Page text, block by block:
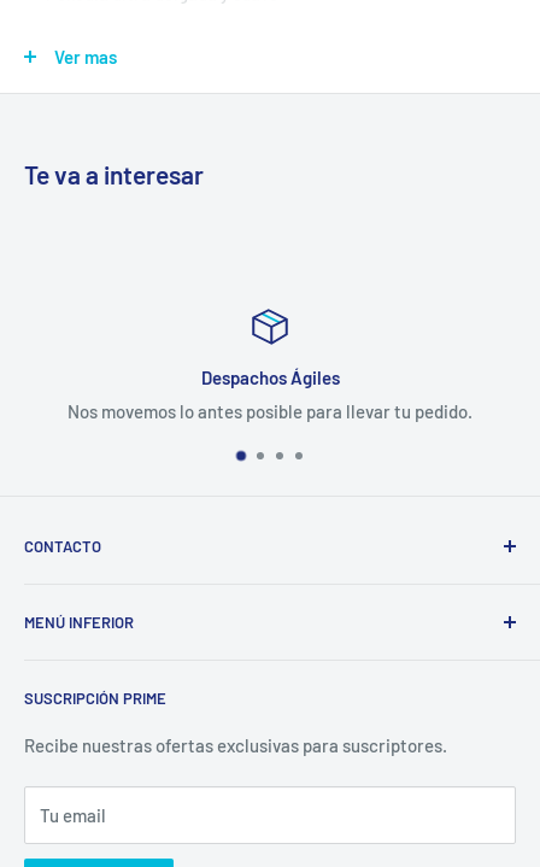
Precio de Venta Publicado es Por
Ver mas
Te va a interesar
Despachos Ágiles
Nos movemos lo antes posible para llevar tu pedido.
CONTACTO
Teléfono/Whasapp: +569 2399 9135
Dirección:Alberto Edwards 4338, Quinta Normal, Región
Metropolitana, Chile
Vie: 10am - 4pm
MENÚ INFERIOR
Sobre Nosotros
Búsqueda
Devoluciones y Cambios
Términos del Servicio
SUSCRIPCIÓN PRIME
Recibe nuestras ofertas exclusivas para suscriptores.
Tu email